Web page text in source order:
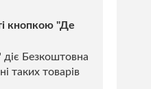
кнопкою "Де
діє Безкоштовна
таких товарів